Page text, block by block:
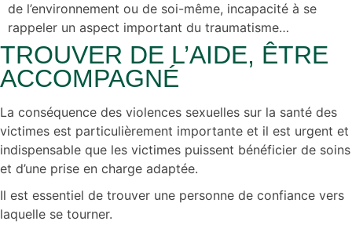
de l’environnement ou de soi-même, incapacité à se
rappeler un aspect important du traumatisme…
TROUVER DE L’AIDE, ÊTRE
ACCOMPAGNÉ
La conséquence des violences sexuelles sur la santé des
victimes est particulièrement importante et il est urgent et
indispensable que les victimes puissent bénéficier de soins
et d’une prise en charge adaptée.
Il est essentiel de trouver une personne de confiance vers
laquelle se tourner.